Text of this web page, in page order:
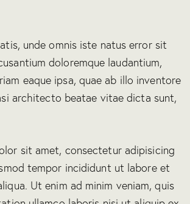
unde omnis iste natus error sit
doloremque laudantium,
eaque ipsa, quae ab illo inventore
architecto beatae vitae dicta sunt,
sit amet, consectetur adipisicing
tempor incididunt ut labore et
Ut enim ad minim veniam, quis